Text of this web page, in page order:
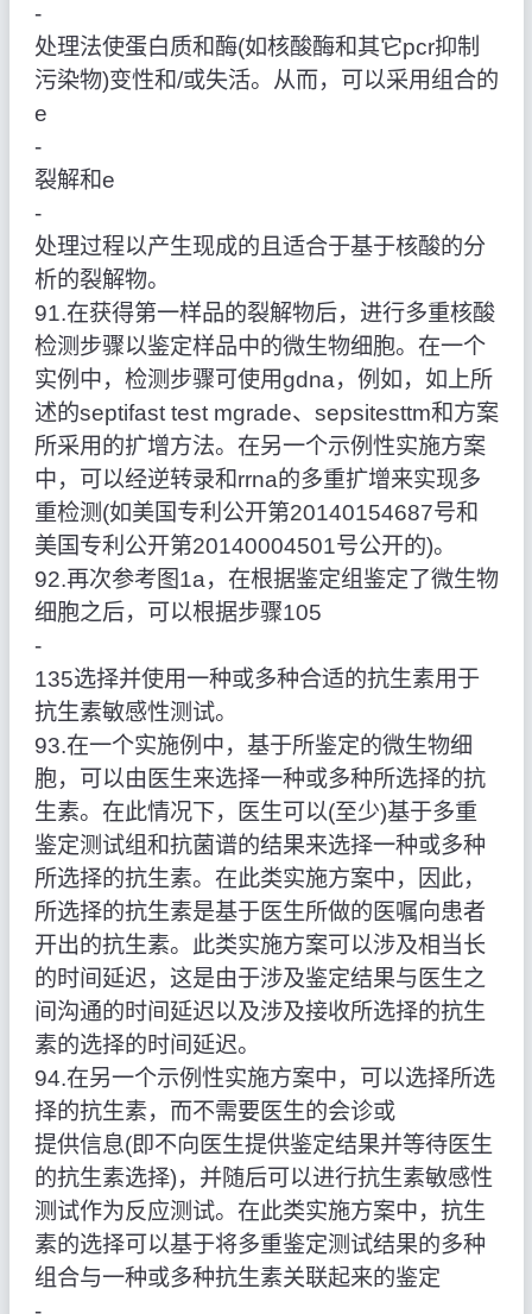
‑
处理法使蛋白质和酶(如核酸酶和其它pcr抑制
污染物)变性和/或失活。从而，可以采用组合的
e
‑
裂解和e
‑
处理过程以产生现成的且适合于基于核酸的分
析的裂解物。
91.在获得第一样品的裂解物后，进行多重核酸
检测步骤以鉴定样品中的微生物细胞。在一个
实例中，检测步骤可使用gdna，例如，如上所
述的septifast test mgrade、sepsitesttm和方案
所采用的扩增方法。在另一个示例性实施方案
中，可以经逆转录和rrna的多重扩增来实现多
重检测(如美国专利公开第20140154687号和
美国专利公开第20140004501号公开的)。
92.再次参考图1a，在根据鉴定组鉴定了微生物
细胞之后，可以根据步骤105
‑
135选择并使用一种或多种合适的抗生素用于
抗生素敏感性测试。
93.在一个实施例中，基于所鉴定的微生物细
胞，可以由医生来选择一种或多种所选择的抗
生素。在此情况下，医生可以(至少)基于多重
鉴定测试组和抗菌谱的结果来选择一种或多种
所选择的抗生素。在此类实施方案中，因此，
所选择的抗生素是基于医生所做的医嘱向患者
开出的抗生素。此类实施方案可以涉及相当长
的时间延迟，这是由于涉及鉴定结果与医生之
间沟通的时间延迟以及涉及接收所选择的抗生
素的选择的时间延迟。
94.在另一个示例性实施方案中，可以选择所选
择的抗生素，而不需要医生的会诊或
提供信息(即不向医生提供鉴定结果并等待医生
的抗生素选择)，并随后可以进行抗生素敏感性
测试作为反应测试。在此类实施方案中，抗生
素的选择可以基于将多重鉴定测试结果的多种
组合与一种或多种抗生素关联起来的鉴定